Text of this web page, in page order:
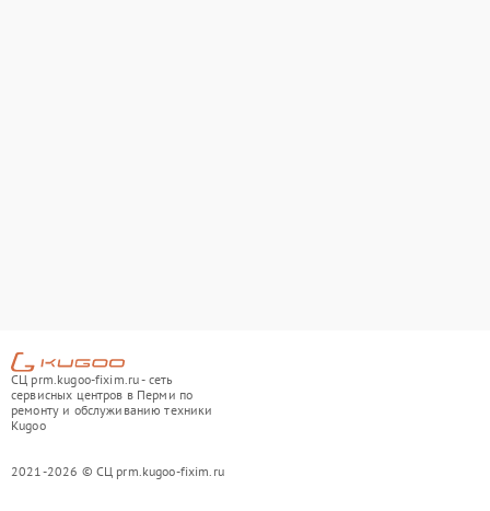
СЦ prm.kugoo-fixim.ru - сеть
сервисных центров в Перми по
ремонту и обслуживанию техники
Kugoo
2021-2026 © СЦ prm.kugoo-fixim.ru